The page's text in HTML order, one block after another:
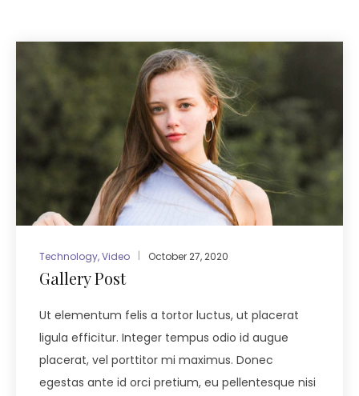
Technology,Video October 27, 2020
Gallery Post
Ut elementum felis a tortor luctus, ut placerat
ligula efficitur. Integer tempus odio id augue
placerat, vel porttitor mi maximus. Donec
egestas ante id orci pretium, eu pellentesque nisi